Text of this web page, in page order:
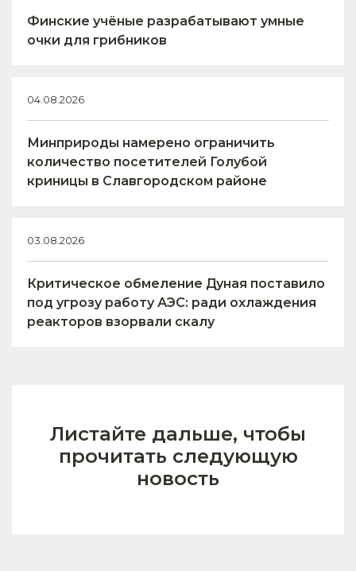
Финские учёные разрабатывают умные
очки для грибников
04.08.2026
Минприроды намерено ограничить
количество посетителей Голубой
криницы в Славгородском районе
03.08.2026
Критическое обмеление Дуная поставило
под угрозу работу АЭС: ради охлаждения
реакторов взорвали скалу
Листайте дальше, чтобы
прочитать следующую
новость